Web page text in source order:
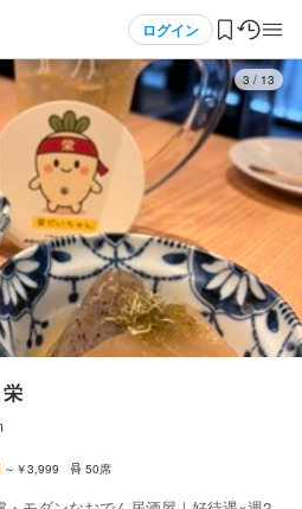
ログイン
・無料会員登録
3 / 13
～￥3,999 50席
栄
ジャー
円
通費支給 インセンティブあり
変動あり
応募画面へ進む
栄
サービススタッフ
ススタッフ
通費支給 インセンティブあり
変動あり
応募画面へ進む
栄
円
通費支給 インセンティブあり
変動あり
応募画面へ進む
栄
ッフ
通費支給 インセンティブあり
変動あり
応募画面へ進む
と日本酒 栄
ジャー
応募画面へ進む
と日本酒 栄
サービススタッフ
ススタッフ
応募画面へ進む
と日本酒 栄
ッフ
OK
応募画面へ進む